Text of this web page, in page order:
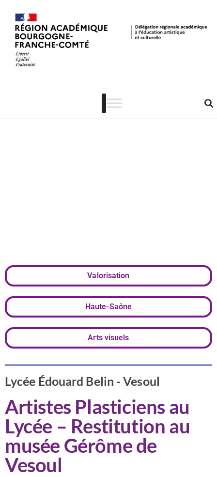
Artistes
Plasticiens au
Lycée –
Valorisation
Haute-Saône
Arts visuels
Lycée Édouard Belin - Vesoul
Artistes Plasticiens au
Lycée – Restitution au
musée Gérôme de
Vesoul